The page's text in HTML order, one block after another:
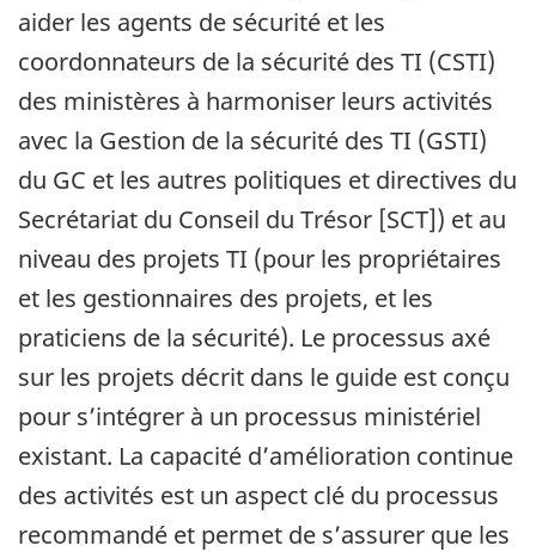
aider les agents de sécurité et les
coordonnateurs de la sécurité des TI (CSTI)
des ministères à harmoniser leurs activités
avec la Gestion de la sécurité des TI (GSTI)
du GC et les autres politiques et directives du
Secrétariat du Conseil du Trésor [SCT]) et au
niveau des projets TI (pour les propriétaires
et les gestionnaires des projets, et les
praticiens de la sécurité). Le processus axé
sur les projets décrit dans le guide est conçu
pour s’intégrer à un processus ministériel
existant. La capacité d’amélioration continue
des activités est un aspect clé du processus
recommandé et permet de s’assurer que les